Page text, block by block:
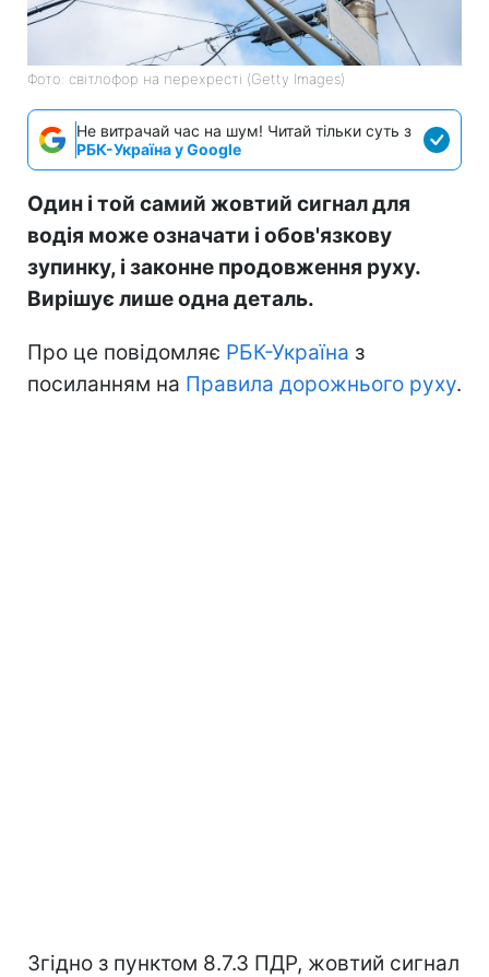
Фото: світлофор на перехресті (Getty Images)
Не витрачай час на шум! Читай тільки суть з
РБК-Україна у Google
Один і той самий жовтий сигнал для
водія може означати і обов'язкову
зупинку, і законне продовження руху.
Вирішує лише одна деталь.
Про це повідомляє РБК-Україна з
посиланням на Правила дорожнього руху.
Згідно з пунктом 8.7.3 ПДР, жовтий сигнал